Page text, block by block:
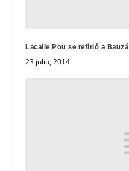
Lacalle Pou se refirió a Bauzá
23 julio, 2014